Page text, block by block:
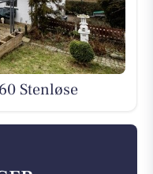
Stenløse